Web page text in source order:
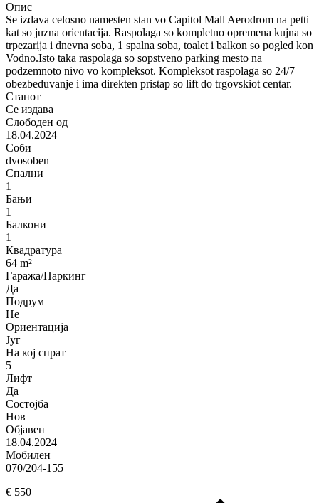
Опис
Se izdava celosno namesten stan vo Capitol Mall Aerodrom na petti
kat so juzna orientacija. Raspolaga so kompletno opremena kujna so
trpezarija i dnevna soba, 1 spalna soba, toalet i balkon so pogled kon
Vodno.Isto taka raspolaga so sopstveno parking mesto na
podzemnoto nivo vo kompleksot. Kompleksot raspolaga so 24/7
obezbeduvanje i ima direkten pristap so lift do trgovskiot centar.
Станот
Се издава
Слободен од
18.04.2024
Соби
dvosoben
Спални
1
Бањи
1
Балкони
1
Квадратура
64 m²
Гаража/Паркинг
Да
Подрум
Не
Ориентација
Југ
На кој спрат
5
Лифт
Да
Состојба
Нов
Објавен
18.04.2024
Мобилен
070/204-155
€ 550